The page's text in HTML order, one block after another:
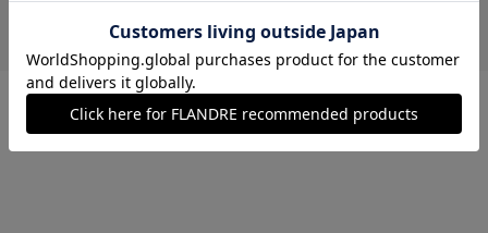
オフホワイト
09(9号) 残り1点